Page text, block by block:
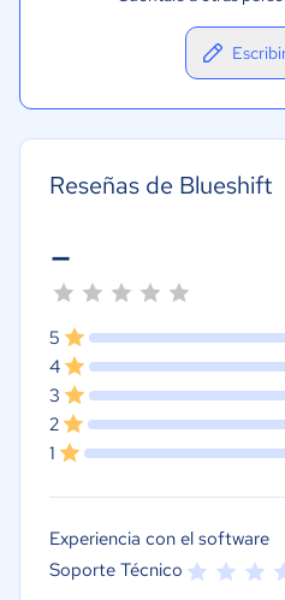
Reseñas de Blueshift
-
5
4
3
2
1
Experiencia con el software
Soporte Técnico